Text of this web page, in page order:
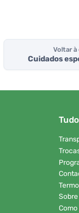
Voltar à
Cuidados